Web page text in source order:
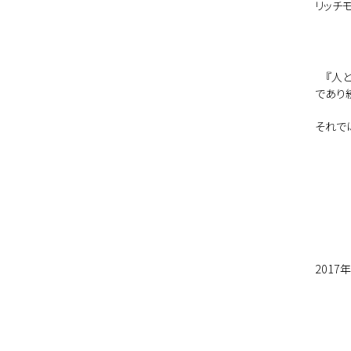
リッチ
『人
であり
それで
2017